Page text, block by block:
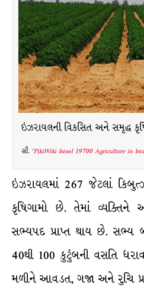
ઇઝરાયલની વિકસિત અને સમૃદ્ધ
સૌ. "PikiWiki Israel 19700 Agriculture in
ઇઝરાયલમાં 267 જેટલાં
કૃષિગામો છે. તેમાં વ્યક્તિને
સભ્યપદ પ્રાપ્ત થાય છે. સભ્ય
40થી 100 કુટુંબની વસતિ
મળીને આવડત, ગજા અને રુચિ